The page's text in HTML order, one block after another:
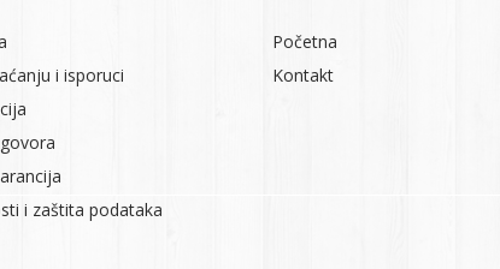
i isporuci
i zaštita podataka
Početna
Kontakt